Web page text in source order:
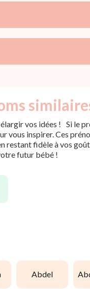
vos idées ! Si le
inspirer. Ces
restant fidèle à vos
futur bébé !
abdel